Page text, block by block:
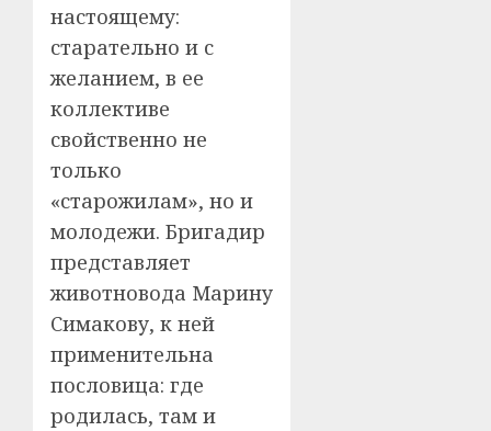
настоящему:
старательно и с
желанием, в ее
коллективе
свойственно не
только
«старожилам», но и
молодежи. Бригадир
представляет
животновода Марину
Симакову, к ней
применительна
пословица: где
родилась, там и